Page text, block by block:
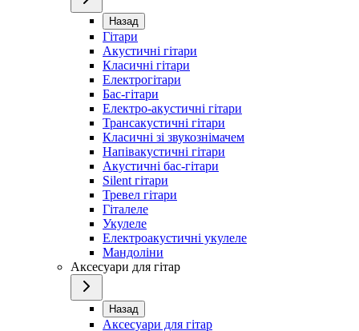
Назад
Гітари
Акустичні гітари
Класичні гітари
Електрогітари
Бас-гітари
Електро-акустичні гітари
Трансакустичні гітари
Класичні зі звукознімачем
Напівакустичні гітари
Акустичні бас-гітари
Silent гітари
Тревел гітари
Гіталеле
Укулеле
Електроакустичні укулеле
Мандоліни
Аксесуари для гітар
Назад
Аксесуари для гітар